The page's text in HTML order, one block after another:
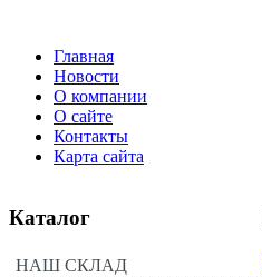
Главная
Новости
О компании
О сайте
Контакты
Карта сайта
Каталог
НАШ СКЛАД